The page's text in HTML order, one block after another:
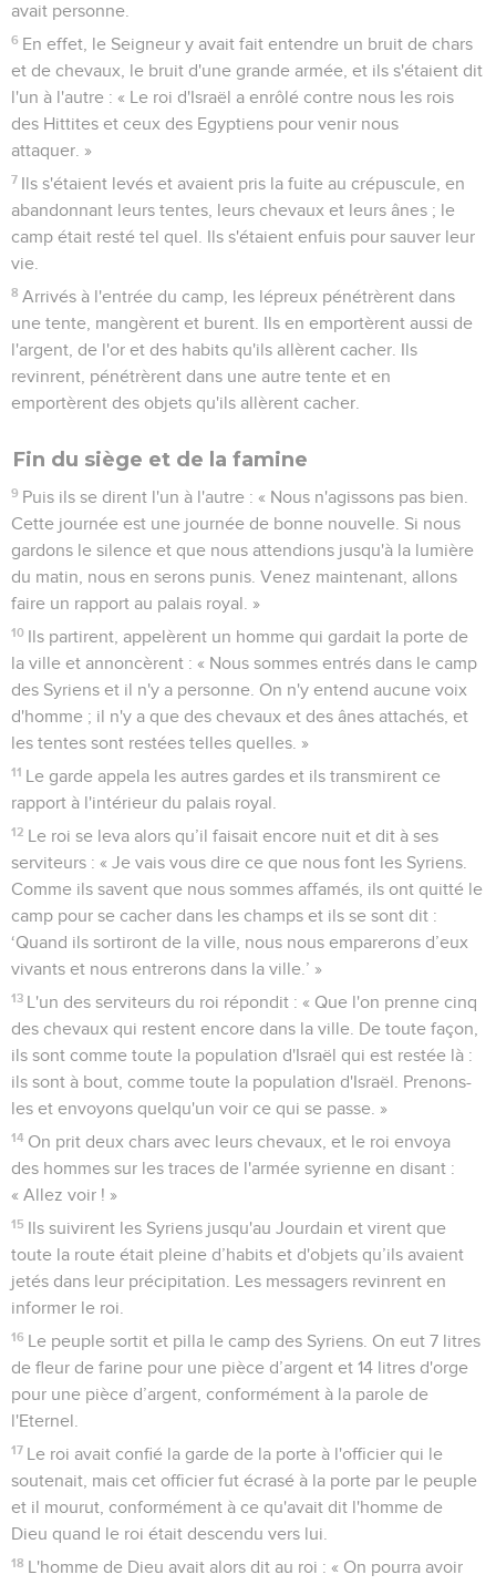
avait personne.
6 En effet, le Seigneur y avait fait entendre un bruit de chars
et de chevaux, le bruit d'une grande armée, et ils s'étaient dit
l'un à l'autre : « Le roi d'Israël a enrôlé contre nous les rois
des Hittites et ceux des Egyptiens pour venir nous
attaquer. »
7 Ils s'étaient levés et avaient pris la fuite au crépuscule, en
abandonnant leurs tentes, leurs chevaux et leurs ânes ; le
camp était resté tel quel. Ils s'étaient enfuis pour sauver leur
vie.
8 Arrivés à l'entrée du camp, les lépreux pénétrèrent dans
une tente, mangèrent et burent. Ils en emportèrent aussi de
l'argent, de l'or et des habits qu'ils allèrent cacher. Ils
revinrent, pénétrèrent dans une autre tente et en
emportèrent des objets qu'ils allèrent cacher.
Fin du siège et de la famine
9 Puis ils se dirent l'un à l'autre : « Nous n'agissons pas bien.
Cette journée est une journée de bonne nouvelle. Si nous
gardons le silence et que nous attendions jusqu'à la lumière
du matin, nous en serons punis. Venez maintenant, allons
faire un rapport au palais royal. »
10 Ils partirent, appelèrent un homme qui gardait la porte de
la ville et annoncèrent : « Nous sommes entrés dans le camp
des Syriens et il n'y a personne. On n'y entend aucune voix
d'homme ; il n'y a que des chevaux et des ânes attachés, et
les tentes sont restées telles quelles. »
11 Le garde appela les autres gardes et ils transmirent ce
rapport à l'intérieur du palais royal.
12 Le roi se leva alors qu’il faisait encore nuit et dit à ses
serviteurs : « Je vais vous dire ce que nous font les Syriens.
Comme ils savent que nous sommes affamés, ils ont quitté le
camp pour se cacher dans les champs et ils se sont dit :
‘Quand ils sortiront de la ville, nous nous emparerons d’eux
vivants et nous entrerons dans la ville.’ »
13 L'un des serviteurs du roi répondit : « Que l'on prenne cinq
des chevaux qui restent encore dans la ville. De toute façon,
ils sont comme toute la population d'Israël qui est restée là :
ils sont à bout, comme toute la population d'Israël. Prenons-
les et envoyons quelqu'un voir ce qui se passe. »
14 On prit deux chars avec leurs chevaux, et le roi envoya
des hommes sur les traces de l'armée syrienne en disant :
« Allez voir ! »
15 Ils suivirent les Syriens jusqu'au Jourdain et virent que
toute la route était pleine d’habits et d'objets qu’ils avaient
jetés dans leur précipitation. Les messagers revinrent en
informer le roi.
16 Le peuple sortit et pilla le camp des Syriens. On eut 7 litres
de fleur de farine pour une pièce d’argent et 14 litres d'orge
pour une pièce d’argent, conformément à la parole de
l'Eternel.
17 Le roi avait confié la garde de la porte à l'officier qui le
soutenait, mais cet officier fut écrasé à la porte par le peuple
et il mourut, conformément à ce qu'avait dit l'homme de
Dieu quand le roi était descendu vers lui.
18 L'homme de Dieu avait alors dit au roi : « On pourra avoir